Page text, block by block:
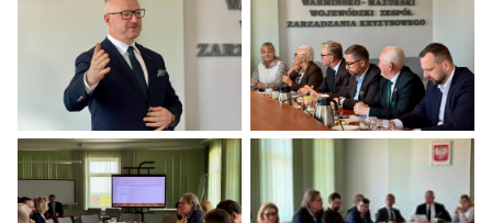
Pokaż
zdjęcie
z
Pokaż
zdjęcie
z